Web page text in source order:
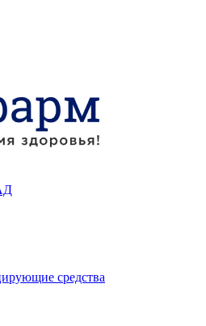
средства